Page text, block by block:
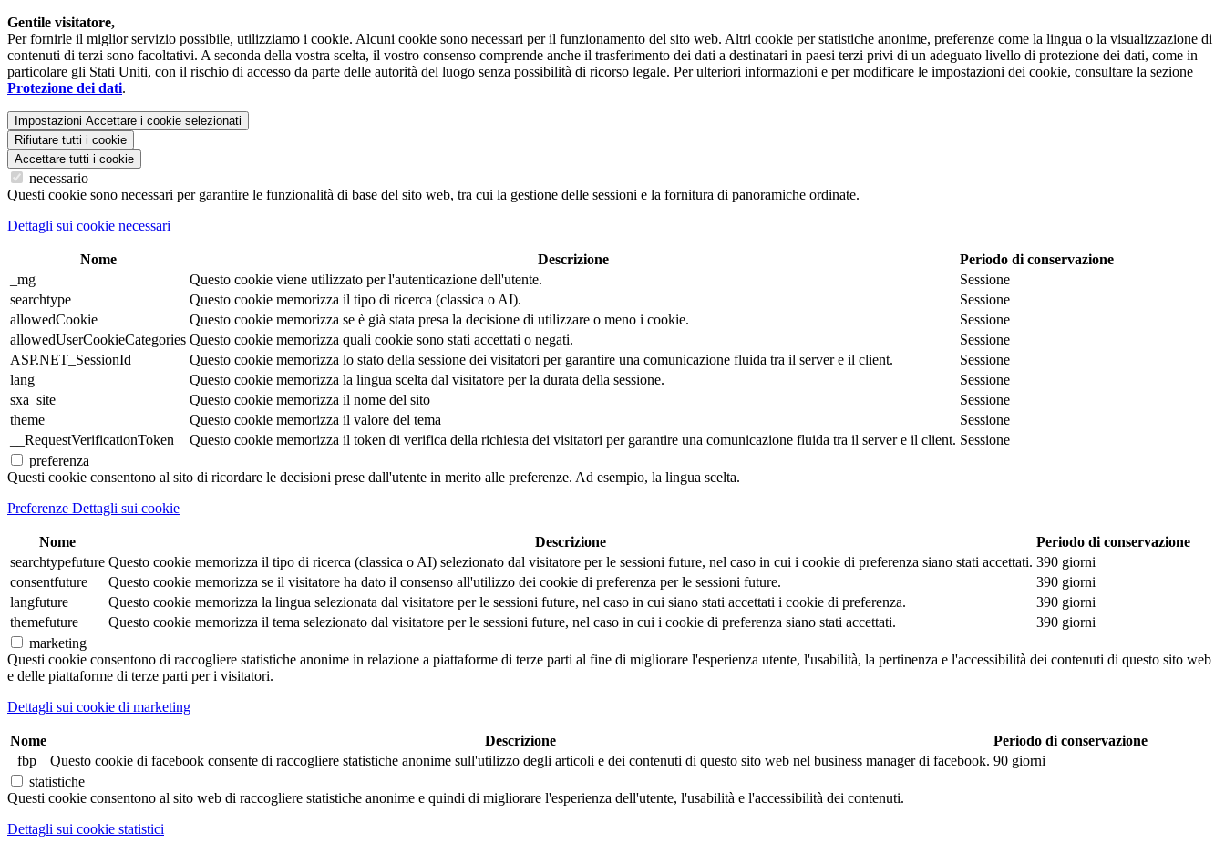
Gentile visitatore,
Per fornirle il miglior servizio possibile, utilizziamo i cookie. Alcuni cookie sono necessari per il funzionamento del sito web. Altri cookie per statistiche anonime, preferenze come la lingua o la visualizzazione di
contenuti di terzi sono facoltativi. A seconda della vostra scelta, il vostro consenso comprende anche il trasferimento dei dati a destinatari in paesi terzi privi di un adeguato livello di protezione dei dati, come in
particolare gli Stati Uniti, con il rischio di accesso da parte delle autorità del luogo senza possibilità di ricorso legale. Per ulteriori informazioni e per modificare le impostazioni dei cookie, consultare la sezione
Protezione dei dati.
Impostazioni Accettare i cookie selezionati
Rifiutare tutti i cookie
Accettare tutti i cookie
necessario
Questi cookie sono necessari per garantire le funzionalità di base del sito web, tra cui la gestione delle sessioni e la fornitura di panoramiche ordinate.
Dettagli sui cookie necessari
Nome Descrizione
Periodo di conservazione
_mg
Questo cookie viene utilizzato per l'autenticazione dell'utente.
Sessione
searchtype
Questo cookie memorizza il tipo di ricerca (classica o AI).
Sessione
allowedCookie
Questo cookie memorizza se è già stata presa la decisione di utilizzare o meno i cookie.
Sessione
allowedUserCookieCategories Questo cookie memorizza quali cookie sono stati accettati o negati.
Sessione
ASP.NET_SessionId
Questo cookie memorizza lo stato della sessione dei visitatori per garantire una comunicazione fluida tra il server e il client.
Sessione
lang
Questo cookie memorizza la lingua scelta dal visitatore per la durata della sessione.
Sessione
sxa_site
Questo cookie memorizza il nome del sito
Sessione
theme
Questo cookie memorizza il valore del tema
Sessione
__RequestVerificationToken
Questo cookie memorizza il token di verifica della richiesta dei visitatori per garantire una comunicazione fluida tra il server e il client. Sessione
preferenza
Questi cookie consentono al sito di ricordare le decisioni prese dall'utente in merito alle preferenze. Ad esempio, la lingua scelta.
Preferenze Dettagli sui cookie
Nome Descrizione
Periodo di conservazione
searchtypefuture Questo cookie memorizza il tipo di ricerca (classica o AI) selezionato dal visitatore per le sessioni future, nel caso in cui i cookie di preferenza siano stati accettati. 390 giorni
consentfuture
Questo cookie memorizza se il visitatore ha dato il consenso all'utilizzo dei cookie di preferenza per le sessioni future.
390 giorni
langfuture
Questo cookie memorizza la lingua selezionata dal visitatore per le sessioni future, nel caso in cui siano stati accettati i cookie di preferenza.
390 giorni
themefuture
Questo cookie memorizza il tema selezionato dal visitatore per le sessioni future, nel caso in cui i cookie di preferenza siano stati accettati.
390 giorni
marketing
Questi cookie consentono di raccogliere statistiche anonime in relazione a piattaforme di terze parti al fine di migliorare l'esperienza utente, l'usabilità, la pertinenza e l'accessibilità dei contenuti di questo sito web
e delle piattaforme di terze parti per i visitatori.
Dettagli sui cookie di marketing
Nome Descrizione
Periodo di conservazione
_fbp
Questo cookie di facebook consente di raccogliere statistiche anonime sull'utilizzo degli articoli e dei contenuti di questo sito web nel business manager di facebook. 90 giorni
statistiche
Questi cookie consentono al sito web di raccogliere statistiche anonime e quindi di migliorare l'esperienza dell'utente, l'usabilità e l'accessibilità dei contenuti.
Dettagli sui cookie statistici